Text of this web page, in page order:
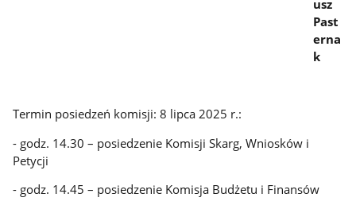
usz
Past
erna
k
Termin posiedzeń komisji: 8 lipca 2025 r.:
- godz. 14.30 – posiedzenie Komisji Skarg, Wniosków i
Petycji
- godz. 14.45 – posiedzenie Komisja Budżetu i Finansów